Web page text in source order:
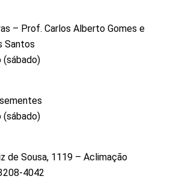
– Prof. Carlos Alberto Gomes e
Santos
(sábado)
(sábado)
de Sousa, 1119 – Aclimação
4042